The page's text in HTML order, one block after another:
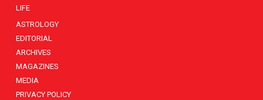
LIFE
ASTROLOGY
EDITORIAL
ARCHIVES
MAGAZINES
MEDIA
PRIVACY POLICY